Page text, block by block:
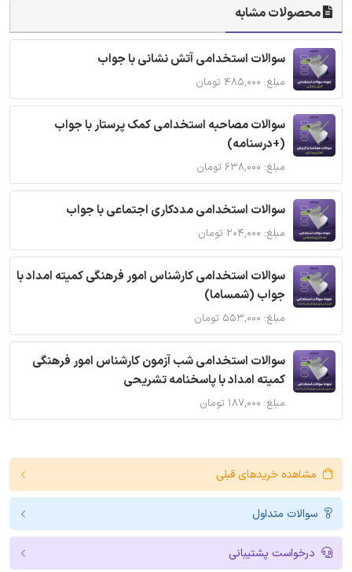
محصولات مشابه
سوالات استخدامی آتش نشانی با جواب
مبلغ: ۴۸۵,۰۰۰ تومان
سوالات مصاحبه استخدامی کمک پرستار با جواب
(+درسنامه)
مبلغ: ۶۳۸,۰۰۰ تومان
سوالات استخدامی مددکاری اجتماعی با جواب
مبلغ: ۲۰۴,۰۰۰ تومان
سوالات استخدامی کارشناس امور فرهنگی کمیته امداد با
جواب (شمساما)
مبلغ: ۵۵۳,۰۰۰ تومان
سوالات استخدامی شب آزمون کارشناس امور فرهنگی
کمیته امداد با پاسخنامه تشریحی
مبلغ: ۱۸۷,۰۰۰ تومان
مشاهده خریدهای قبلی
سوالات متداول
درخواست پشتیبانی